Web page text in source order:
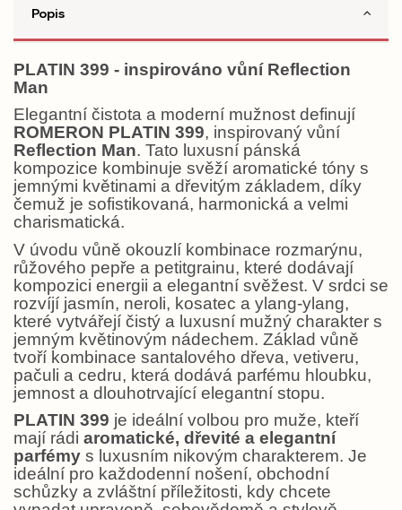
Popis
PLATIN 399 - inspirováno vůní Reflection
Man
Elegantní čistota a moderní mužnost definují
ROMERON PLATIN 399, inspirovaný vůní
Reflection Man. Tato luxusní pánská
kompozice kombinuje svěží aromatické tóny s
jemnými květinami a dřevitým základem, díky
čemuž je sofistikovaná, harmonická a velmi
charismatická.
V úvodu vůně okouzlí kombinace rozmarýnu,
růžového pepře a petitgrainu, které dodávají
kompozici energii a elegantní svěžest. V srdci se
rozvíjí jasmín, neroli, kosatec a ylang-ylang,
které vytvářejí čistý a luxusní mužný charakter s
jemným květinovým nádechem. Základ vůně
tvoří kombinace santalového dřeva, vetiveru,
pačuli a cedru, která dodává parfému hloubku,
jemnost a dlouhotrvající elegantní stopu.
PLATIN 399 je ideální volbou pro muže, kteří
mají rádi aromatické, dřevité a elegantní
parfémy s luxusním nikovým charakterem. Je
ideální pro každodenní nošení, obchodní
schůzky a zvláštní příležitosti, kdy chcete